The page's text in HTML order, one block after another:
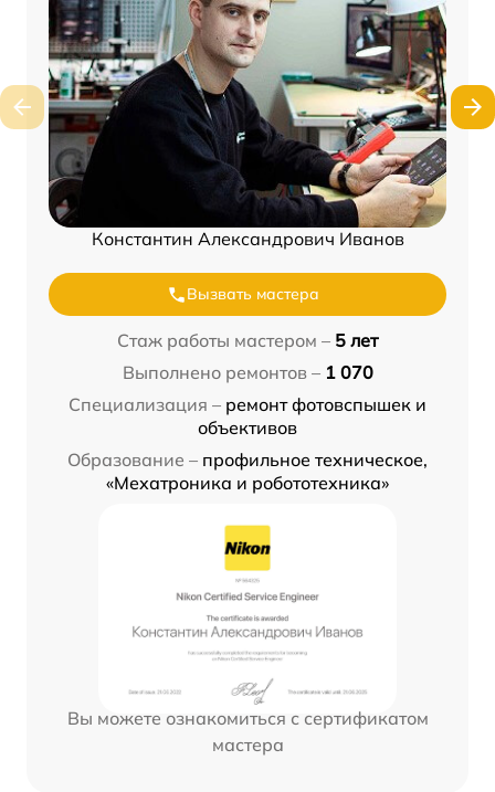
Константин Александрович Иванов
Вызвать мастера
Стаж работы мастером – 5 лет
Выполнено ремонтов – 1 070
Специализация – ремонт фотовспышек и
объективов
Образование – профильное техническое,
«Мехатроника и робототехника»
Вы можете ознакомиться с сертификатом
мастера